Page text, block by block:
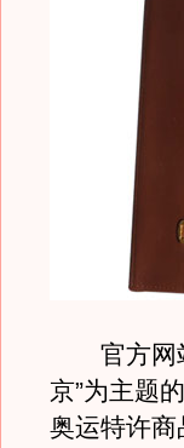
官方网站
京”为主题
奥运特许